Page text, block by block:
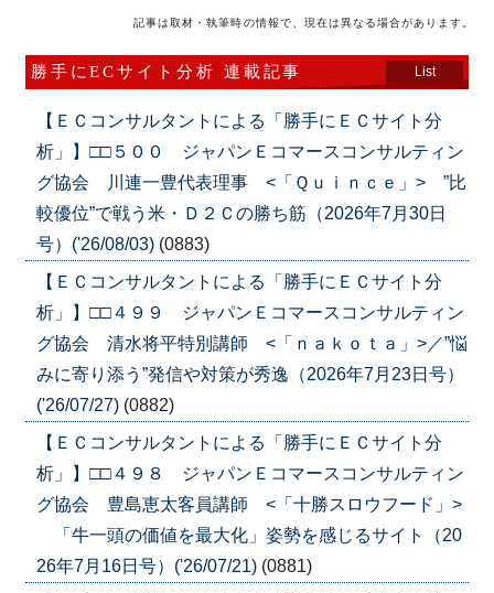
記事は取材・執筆時の情報で、現在は異なる場合があります。
勝手にECサイト分析 連載記事 List
【ＥＣコンサルタントによる「勝手にＥＣサイト分
析」】□□５００ ジャパンＥコマースコンサルティン
グ協会 川連一豊代表理事 <「Ｑｕｉｎｃｅ」> ”比
較優位”で戦う米・Ｄ２Ｃの勝ち筋（2026年7月30日
号）('26/08/03) (0883)
【ＥＣコンサルタントによる「勝手にＥＣサイト分
析」】□□４９９ ジャパンＥコマースコンサルティン
グ協会 清水将平特別講師 <「ｎａｋｏｔａ」>／”悩
みに寄り添う”発信や対策が秀逸（2026年7月23日号）
('26/07/27) (0882)
【ＥＣコンサルタントによる「勝手にＥＣサイト分
析」】□□４９８ ジャパンＥコマースコンサルティン
グ協会 豊島恵太客員講師 <「十勝スロウフード」>
「牛一頭の価値を最大化」姿勢を感じるサイト（20
26年7月16日号）('26/07/21) (0881)